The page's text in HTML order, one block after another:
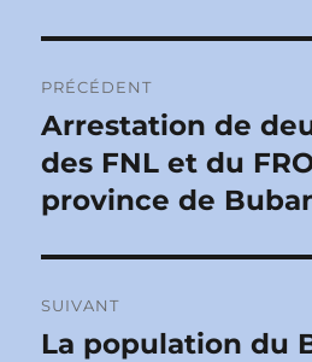
de
l’article
PRÉCÉDENT
Publication
précédente :
Arrestation de
des FNL et du
province de
SUIVANT
Publication
La population du